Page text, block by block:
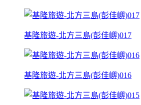
基隆旅遊-北方三島(彭佳嶼)017
基隆旅遊-北方三島(彭佳嶼)016